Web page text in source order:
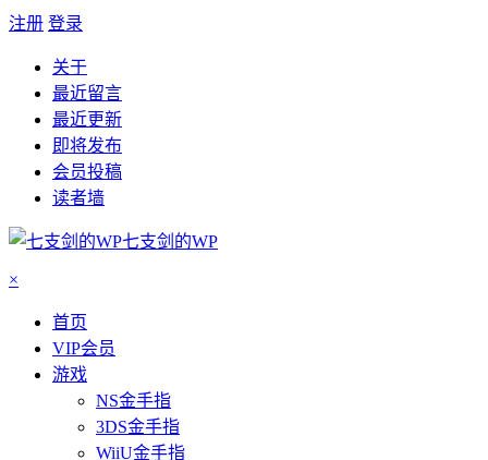
注册 登录
关于
最近留言
最近更新
即将发布
会员投稿
读者墙
七支剑的WP
×
首页
VIP会员
游戏
NS金手指
3DS金手指
WiiU金手指